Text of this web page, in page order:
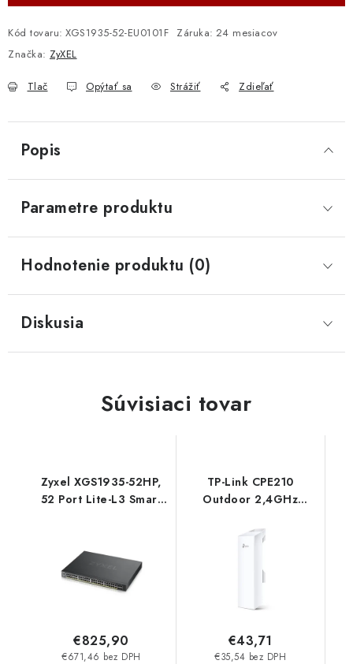
Kód tovaru: XGS1935-52-EU0101F Záruka: 24 mesiacov
Značka: ZyXEL
Tlač Opýtať sa Strážiť Zdieľať
Popis
Parametre produktu
Hodnotenie produktu (0)
Diskusia
Súvisiaci tovar
Zyxel XGS1935-52HP,
52 Port Lite-L3 Smart
4x 10G SFP+, hybrid
mode XGS1935-52HP-
EU0101F ZyXEL
€671,46 bez DPH
€825,90
TP-Link CPE210
Outdoor 2,4GHz
€35,54 bez DPH
€43,71